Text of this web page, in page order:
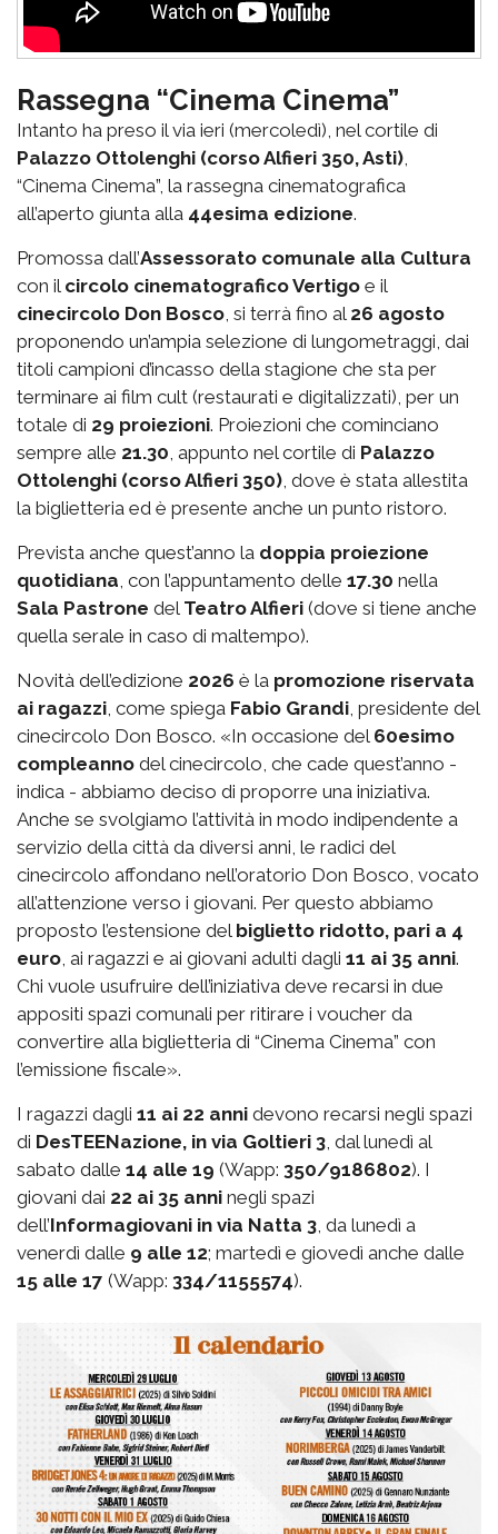
Rassegna “Cinema Cinema”
Intanto ha preso il via ieri (mercoledì), nel cortile di
Palazzo Ottolenghi (corso Alfieri 350, Asti)
“Cinema Cinema”, la rassegna cinematografica
all’aperto giunta alla 44esima edizione.
Promossa dall’Assessorato comunale alla Cultura
con il circolo cinematografico Vertigo e il
cinecircolo Don Bosco , si terrà fino al 26 agosto
proponendo un’ampia selezione di lungometraggi, dai
titoli campioni d’incasso della stagione che sta per
terminare ai film cult (restaurati e digitalizzati), per un
totale di 29 proiezioni. Proiezioni che cominciano
sempre alle 21.30 , appunto nel cortile di Palazzo
Ottolenghi (corso Alfieri 350) , dove è stata allestita
la biglietteria ed è presente anche un punto ristoro.
Prevista anche quest’anno la doppia proiezione
quotidiana , con l’appuntamento delle 17.30 nella
Sala Pastrone del Teatro Alfieri (dove si tiene anche
quella serale in caso di maltempo).
Novità dell’edizione 2026 è la promozione riservata
ai ragazzi , come spiega Fabio Grandi , presidente del
cinecircolo Don Bosco. «In occasione del 60esimo
compleanno del cinecircolo, che cade quest’anno -
indica - abbiamo deciso di proporre una iniziativa.
Anche se svolgiamo l’attività in modo indipendente a
servizio della città da diversi anni, le radici del
cinecircolo affondano nell’oratorio Don Bosco, vocato
all’attenzione verso i giovani. Per questo abbiamo
proposto l’estensione del biglietto ridotto, pari a 4
euro , ai ragazzi e ai giovani adulti dagli 11 ai 35 anni.
Chi vuole usufruire dell’iniziativa deve recarsi in due
appositi spazi comunali per ritirare i voucher da
convertire alla biglietteria di “Cinema Cinema” con
l’emissione fiscale».
I ragazzi dagli 11 ai 22 anni devono recarsi negli spazi
di DesTEENazione, in via Goltieri 3 , dal lunedì al
sabato dalle 14 alle 19 (Wapp: 350/9186802). I
giovani dai 22 ai 35 anni negli spazi
dell’Informagiovani in via Natta 3 , da lunedì a
venerdì dalle 9 alle 12; martedì e giovedì anche dalle
15 alle 17 (Wapp: 334/1155574).